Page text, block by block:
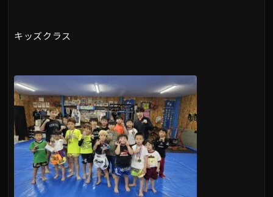
キッズクラス